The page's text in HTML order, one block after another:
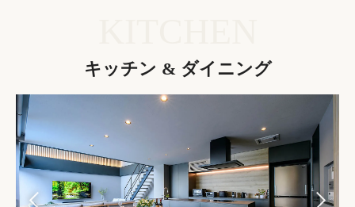
キッチン & ダイニング